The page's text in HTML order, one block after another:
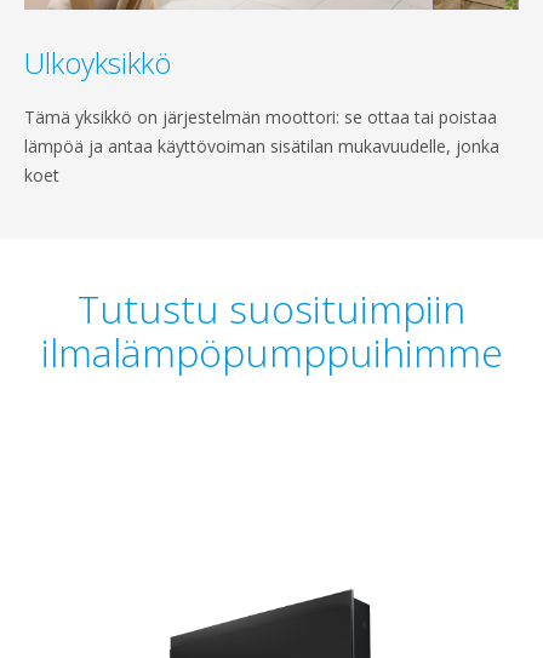
Ulkoyksikkö
Tämä yksikkö on järjestelmän moottori: se ottaa tai poistaa
lämpöä ja antaa käyttövoiman sisätilan mukavuudelle, jonka
koet
Tutustu suosituimpiin
ilmalämpöpumppuihimme